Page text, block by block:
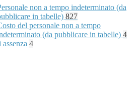
non a tempo indeterminato (da
in tabelle) 827
del personale non a tempo
(da pubblicare in tabelle) 4
4